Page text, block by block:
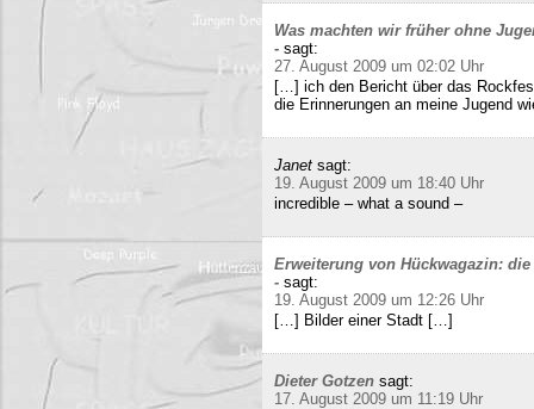
Was machten wir früher ohne
- sagt:
27. August 2009 um 02:02 Uhr
[…] ich den Bericht über das
die Erinnerungen an meine Jugend
Janet sagt:
19. August 2009 um 18:40 Uhr
incredible – what a sound –
Erweiterung von Hückwagazin:
- sagt:
19. August 2009 um 12:26 Uhr
[…] Bilder einer Stadt […]
Dieter Gotzen sagt:
17. August 2009 um 11:19 Uhr